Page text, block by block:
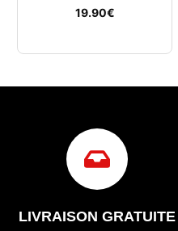
19.90€
LIVRAISON GRATUITE